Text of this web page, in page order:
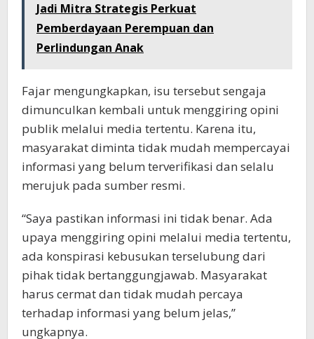
Jadi Mitra Strategis Perkuat
Pemberdayaan Perempuan dan
Perlindungan Anak
Fajar mengungkapkan, isu tersebut sengaja
dimunculkan kembali untuk menggiring opini
publik melalui media tertentu. Karena itu,
masyarakat diminta tidak mudah mempercayai
informasi yang belum terverifikasi dan selalu
merujuk pada sumber resmi.
“Saya pastikan informasi ini tidak benar. Ada
upaya menggiring opini melalui media tertentu,
ada konspirasi kebusukan terselubung dari
pihak tidak bertanggungjawab. Masyarakat
harus cermat dan tidak mudah percaya
terhadap informasi yang belum jelas,”
ungkapnya.